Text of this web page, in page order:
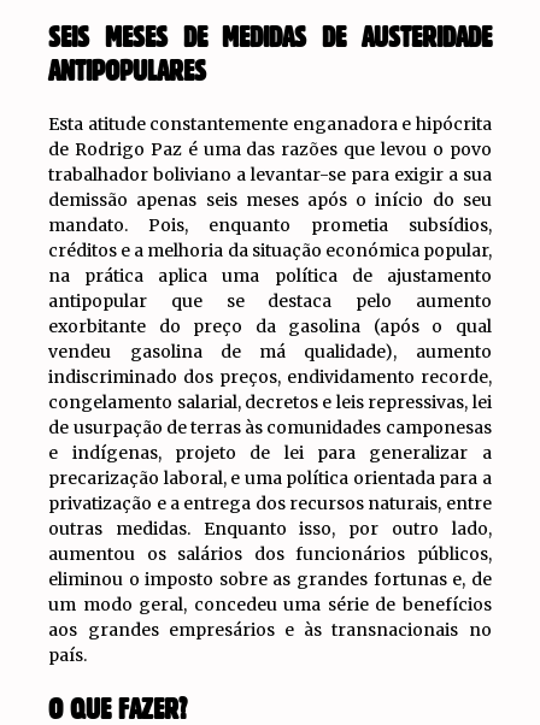
SEIS MESES DE MEDIDAS DE AUSTERIDADE
ANTIPOPULARES
Esta atitude constantemente enganadora e hipócrita
de Rodrigo Paz é uma das razões que levou o povo
trabalhador boliviano a levantar-se para exigir a sua
demissão apenas seis meses após o início do seu
mandato. Pois, enquanto prometia subsídios,
créditos e a melhoria da situação económica popular,
na prática aplica uma política de ajustamento
antipopular que se destaca pelo aumento
exorbitante do preço da gasolina (após o qual
vendeu gasolina de má qualidade), aumento
indiscriminado dos preços, endividamento recorde,
congelamento salarial, decretos e leis repressivas, lei
de usurpação de terras às comunidades camponesas
e indígenas, projeto de lei para generalizar a
precarização laboral, e uma política orientada para a
privatização e a entrega dos recursos naturais, entre
outras medidas. Enquanto isso, por outro lado,
aumentou os salários dos funcionários públicos,
eliminou o imposto sobre as grandes fortunas e, de
um modo geral, concedeu uma série de benefícios
aos grandes empresários e às transnacionais no
país.
O QUE FAZER?